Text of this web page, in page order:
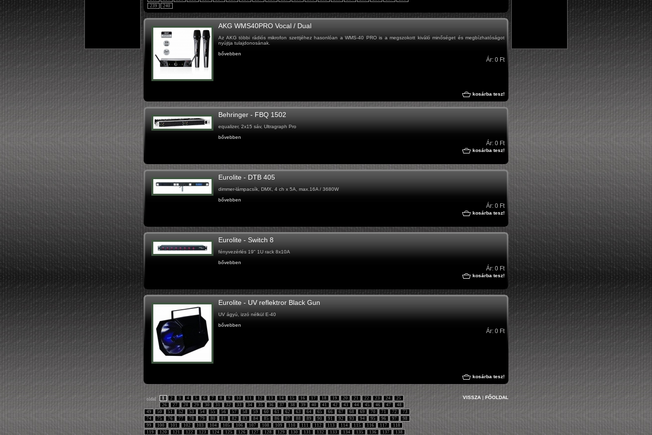
239
240
AKG WMS40PRO Vocal / Dual
Az AKG többi rádiós mikrofon szettjéhez hasonlóan a WMS-40 PRO is a megszokott kiváló minőséget és megbízhatóságot
nyújtja tulajdonosának.
bővebben
Ár: 0 Ft
kosárba tesz!
Behringer - FBQ 1502
equalizer, 2x15 sáv, Ultragraph Pro
bővebben
Ár: 0 Ft
kosárba tesz!
Eurolite - DTB 405
dimmer-lámpacsík, DMX, 4 ch x 5A, max.16A / 3680W
bővebben
Ár: 0 Ft
kosárba tesz!
Eurolite - Switch 8
fényvezérlés 19" 1U rack 8x10A
bővebben
Ár: 0 Ft
kosárba tesz!
Eurolite - UV reflektror Black Gun
UV ágyú, izzó nélkül E-40
bővebben
Ár: 0 Ft
kosárba tesz!
oldal 1 2 3 4 5 6 7 8 9 10 11 12 13 14 15 16 17 18 19 20 21 22 23 24
25
26
27 28 29 30 31 32 33 34 35 36 37 38 39 40 41 42 43 44 45 46 47
48
49
50 51 52 53 54 55 56 57 58 59 60 61 62 63 64 65 66 67 68 69 70 71 72
73
74
75 76 77 78 79 80 81 82 83 84 85 86 87 88 89 90 91 92 93 94 95 96 97
98
99
100 101 102 103 104 105 106 107 108 109 110 111 112 113 114 115 116 117
118
119
120 121 122 123 124 125 126 127 128 129 130 131 132 133 134 135 136 137 138
VISSZA | FŐOLDAL